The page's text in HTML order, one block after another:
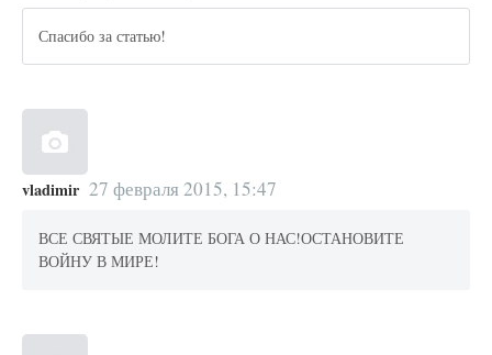
Спасибо за статью!
vladimir 27 февраля 2015, 15:47
ВСЕ СВЯТЫЕ МОЛИТЕ БОГА О НАС!ОСТАНОВИТЕ
ВОЙНУ В МИРЕ!